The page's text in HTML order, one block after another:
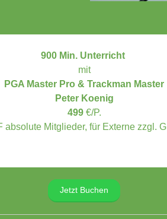
900 Min. Unterricht
mit
PGA Master Pro & Trackman Master
Peter Koenig
499€/P.
absolute Mitglieder, für Externe zzgl.
Jetzt Buchen